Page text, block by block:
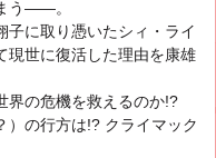
う――。
に取り憑いたシィ・ライ
現世に復活した理由を康雄
界の危機を救えるのか!?
）の行方は!? クライマック